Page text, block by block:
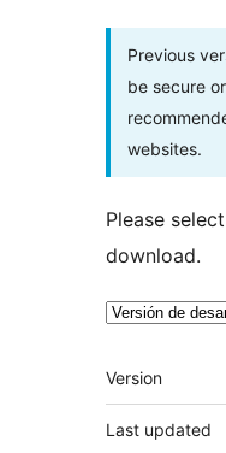
Previous
be secure
websites.
Please
download.
Meta
Version
Last updated